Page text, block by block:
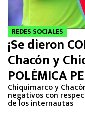
REDES SOCIALES
¡Se dieron
Chacón y
POLÉMICA
Chiquimarco y
negativos con
de los internautas